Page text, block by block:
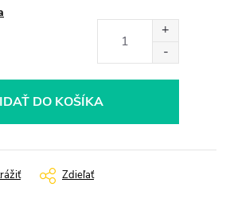
DO KOŠÍKA
Zdieľať